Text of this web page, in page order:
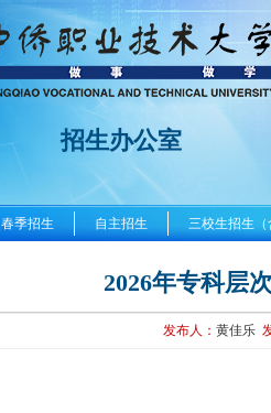
招生办公室
春季招生 自主招生 三校生招生
2026年专科层
发布人： 黄佳乐